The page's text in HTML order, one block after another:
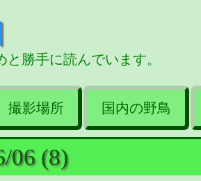
勝手に読んでいます。
撮影場所 国内の野鳥
06 (8)